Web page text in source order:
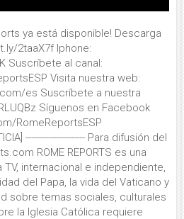
ya está disponible! Descarga
2taaX7f Iphone:
Suscríbete al canal:
Visita nuestra web:
es Suscríbete a nuestra
Síguenos en Facebook
RomeReportsESP
--------------------- Para difusión del
ROME REPORTS es una
internacional e independiente,
del Papa, la vida del Vaticano y
sobre temas sociales, culturales
la Iglesia Católica requiere